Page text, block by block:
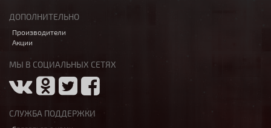
ДОПОЛНИТЕЛЬНО
Производители
Акции
МЫ В СОЦИАЛЬНЫХ СЕТЯХ
СЛУЖБА ПОДДЕРЖКИ